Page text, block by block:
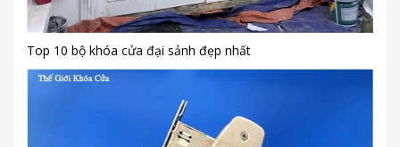
Top 10 bộ khóa cửa đại sảnh đẹp nhất